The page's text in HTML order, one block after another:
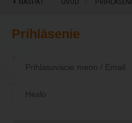
NASPÄŤ ÚVOD
Prihlásenie